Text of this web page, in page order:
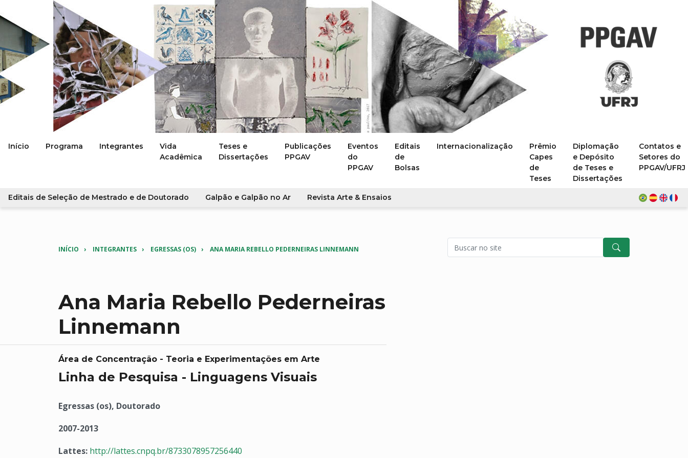
Início Programa Integrantes
Vida
Acadêmica
Teses e
Dissertações
Publicações
PPGAV
Eventos
do
PPGAV
Editais
de
Bolsas
Internacionalização
Prêmio
Capes
de
Teses
Diplomação
e Depósito
de Teses e
Dissertações
Contatos e
Setores do
PPGAV/UFRJ
Editais de Seleção de Mestrado e de Doutorado Galpão e Galpão no Ar Revista Arte & Ensaios
INÍCIO INTEGRANTES EGRESSAS (OS) ANA MARIA REBELLO PEDERNEIRAS LINNEMANN
Ana Maria Rebello Pederneiras
Linnemann
Área de Concentração - Teoria e Experimentações em Arte
Linha de Pesquisa - Linguagens Visuais
Egressas (os), Doutorado
2007-2013
Lattes: http://lattes.cnpq.br/8733078957256440